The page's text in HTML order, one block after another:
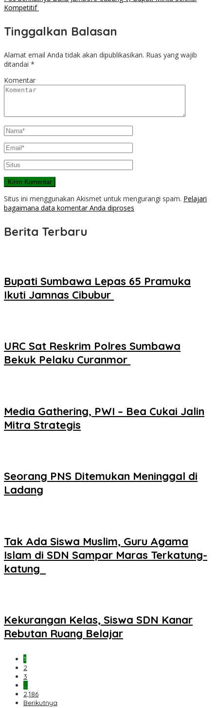
Kompetitif
Tinggalkan Balasan
Alamat email Anda tidak akan dipublikasikan. Ruas yang wajib
ditandai *
Komentar
Situs ini menggunakan Akismet untuk mengurangi spam. Pelajari
bagaimana data komentar Anda diproses
Berita Terbaru
Bupati Sumbawa Lepas 65 Pramuka
Ikuti Jamnas Cibubur ‎
URC Sat Reskrim Polres Sumbawa
Bekuk Pelaku Curanmor ‎
Media Gathering, PWI – Bea Cukai Jalin
Mitra Strategis
Seorang PNS Ditemukan Meninggal di
Ladang
Tak Ada Siswa Muslim, Guru Agama
Islam di SDN Sampar Maras Terkatung-
katung ‎
Kekurangan Kelas, Siswa SDN Kanar
Rebutan Ruang Belajar
1
2
3
…
2,186
Berikutnya